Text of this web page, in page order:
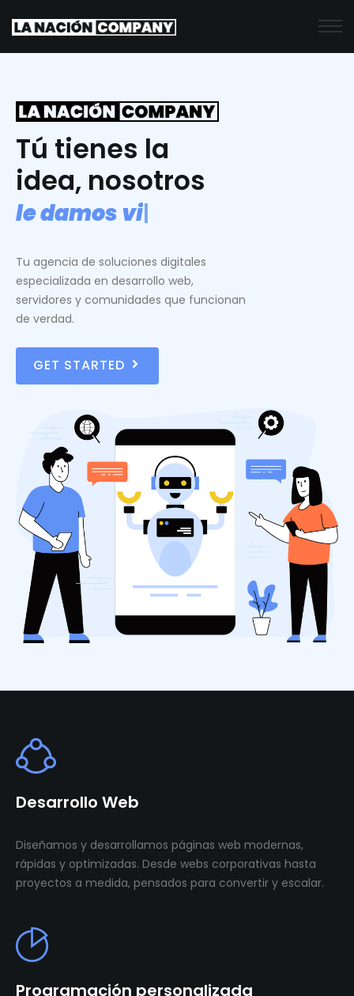
Tú tienes la
idea, nosotros
ledamosvid
Tu agencia de soluciones digitales
especializada en desarrollo web,
servidores y comunidades que funcionan
de verdad.
GET STARTED
Desarrollo Web
Diseñamos y desarrollamos páginas web modernas,
rápidas y optimizadas. Desde webs corporativas hasta
proyectos a medida, pensados para convertir y escalar.
Programación personalizada